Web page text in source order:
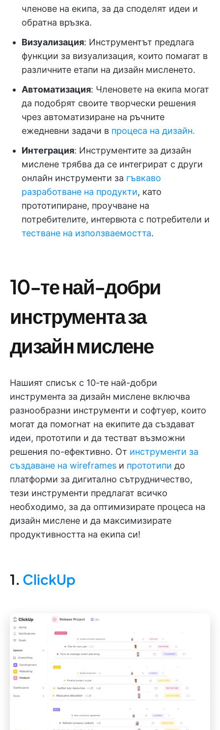
членове на екипа, за да споделят идеи и
обратна връзка.
Визуализация: Инструментът предлага
функции за визуализация, които помагат в
различните етапи на дизайн мисленето.
Автоматизация: Членовете на екипа могат
да подобрят своите творчески решения
чрез автоматизиране на ръчните
ежедневни задачи в процеса на дизайн.
Интеграция: Инструментите за дизайн
мислене трябва да се интегрират с други
онлайн инструменти за гъвкаво
разработване на продукти, като
прототипиране, проучване на
потребителите, интервюта с потребители и
тестване на използваемостта.
10-те най-добри
инструмента за
дизайн мислене
Нашият списък с 10-те най-добри
инструмента за дизайн мислене включва
разнообразни инструменти и софтуер, които
могат да помогнат на екипите да създават
идеи, прототипи и да тестват възможни
решения по-ефективно. От инструменти за
създаване на wireframes и прототипи до
платформи за дигитално сътрудничество,
тези инструменти предлагат всичко
необходимо, за да оптимизирате процеса на
дизайн мислене и да максимизирате
продуктивността на екипа си!
1. ClickUp